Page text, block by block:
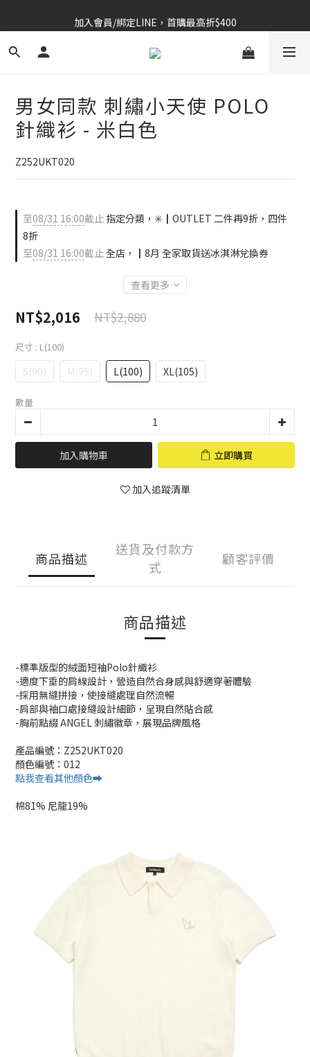
⚡春夏新品｜二件85折
加入會員/綁定LINE，首購最高折$400
OUTLET 6折起⚡滿件再折
男女同款 刺繡小天使 POLO
針織衫 - 米白色
Z252UKT020
至08/31 16:00截止 指定分類，✳️┃OUTLET 二件再9折，四件
8折
至08/31 16:00截止全店，┃8月 全家取貨送冰淇淋兌換券
查看更多
NT$2,016 NT$2,880
尺寸 : L(100)
S(90) M(95) L(100) XL(105)
數量
加入購物車 立即購買
加入追蹤清單
商品描述
送貨及付款方
式
顧客評價
商品描述
-標準版型的絨面短袖Polo針織衫
-適度下垂的肩線設計，營造自然合身感與舒適穿著體驗
-採用無縫拼接，使接縫處理自然流暢
-肩部與袖口處接縫設計細節，呈現自然貼合感
-胸前點綴 ANGEL 刺繡徽章，展現品牌風格
產品編號：Z252UKT020
顏色編號：012
點我查看其他顏色➡️
棉81% 尼龍19%